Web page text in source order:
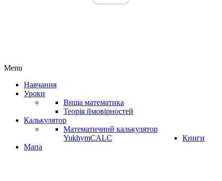
Menu
Навчання
Уроки
Вища математика
Теорія ймовірностей
Калькулятор
Математичний калькулятор
YukhymCALC
Книги
Мапа